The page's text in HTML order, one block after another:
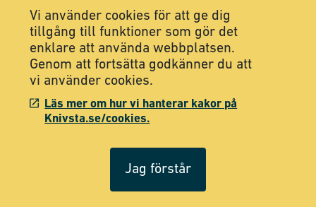
Tillgänglighetsredogörelse
Följ oss på Facebook
Följ oss på Instagram
Vi använder cookies för att ge dig
tillgång till funktioner som gör det
enklare att använda webbplatsen.
Genom att fortsätta godkänner du att
vi använder cookies.
Läs mer om hur vi hanterar kakor på
Knivsta.se/cookies.
Jag förstår